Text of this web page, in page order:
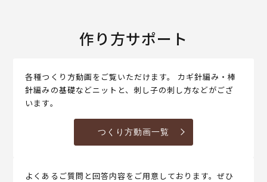
作り方サポート
各種つくり方動画をご覧いただけます。 カギ針編み・棒
針編みの基礎などニットと、刺し子の刺し方などがござ
います。
つくり方動画一覧
よくあるご質問と回答内容をご用意しております。ぜひ